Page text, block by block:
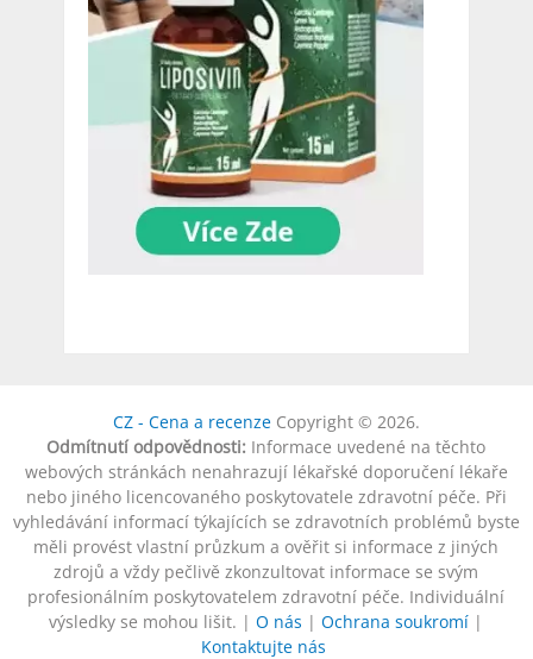
CZ - Cena a recenzeCopyright © 2026.
Odmítnutí odpovědnosti: Informace uvedené na těchto
webových stránkách nenahrazují lékařské doporučení lékaře
nebo jiného licencovaného poskytovatele zdravotní péče. Při
vyhledávání informací týkajících se zdravotních problémů byste
měli provést vlastní průzkum a ověřit si informace z jiných
zdrojů a vždy pečlivě zkonzultovat informace se svým
profesionálním poskytovatelem zdravotní péče. Individuální
výsledky se mohou lišit. |O nás |Ochrana soukromí |
Kontaktujte nás